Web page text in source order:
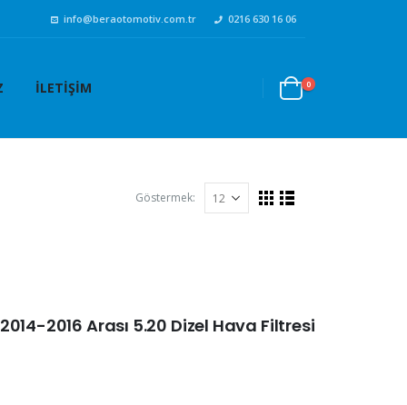
info@beraotomotiv.com.tr 0216 630 16 06
İLETIŞIM 0
Göstermek:
2016 Arası 5.20 Dizel Hava Filtresi